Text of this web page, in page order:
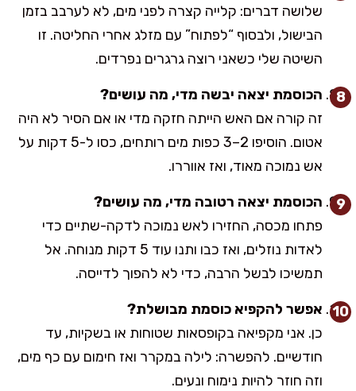
שלושה דברים: קלייה קצרה לפני מים, לא לערבב בזמן
הבישול, ולבסוף “לפתוח” עם מזלג אחרי החליטה. זו
השיטה שלי כשאני רוצה גרגרים נפרדים.
הכוסמת יצאה יבשה מדי, מה עושים?
זה קורה אם האש הייתה חזקה מדי או אם הסיר לא היה
אטום. הוסיפו 2–3 כפות מים רותחים, כסו ל-5 דקות על
אש נמוכה מאוד, ואז אווררו.
הכוסמת יצאה רטובה מדי, מה עושים?
פתחו מכסה, החזירו לאש נמוכה לדקה-שתיים כדי
לאדות נוזלים, ואז כבו ותנו עוד 5 דקות מנוחה. אל
תמשיכו לבשל הרבה, כדי לא להפוך לדייסה.
אפשר להקפיא כוסמת מבושלת?
כן. אני מקפיאה בקופסאות שטוחות או בשקיות, עד
חודשיים. להפשרה: לילה במקרר ואז חימום עם כף מים,
וזה חוזר להיות נימוח ונעים.